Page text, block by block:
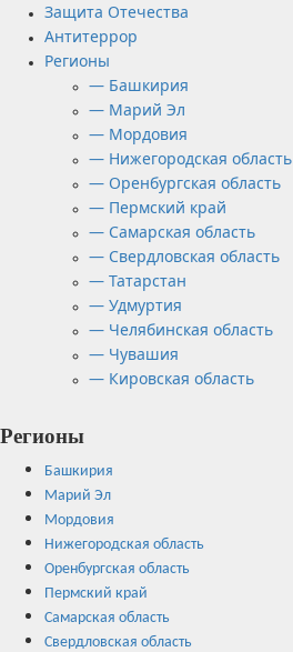
Защита Отечества
Антитеррор
Регионы
— Башкирия
— Марий Эл
— Мордовия
— Нижегородская область
— Оренбургская область
— Пермский край
— Самарская область
— Свердловская область
— Татарстан
— Удмуртия
— Челябинская область
— Чувашия
— Кировская область
Регионы
Башкирия
Марий Эл
Мордовия
Нижегородская область
Оренбургская область
Пермский край
Самарская область
Свердловская область